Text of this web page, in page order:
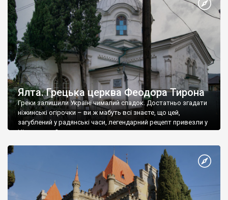
Ялта. Грецька церква Феодора Тирона
Греки залишили Україні чималий спадок. Достатньо згадати
ніжинські огірочки – ви ж мабуть всі знаєте, що цей,
загублений у радянські часи, легендарний рецепт привезли у
Ніжин греки?